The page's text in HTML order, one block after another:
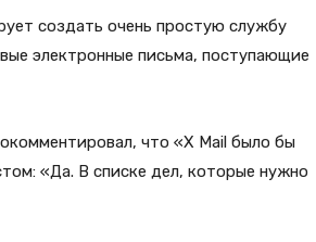
создать очень простую службу
электронные письма, поступающие
что «X Mail было бы
«Да. В списке дел, которые нужно